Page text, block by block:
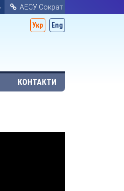
АЕСУ Сократ
Укр Eng
КОНТАКТИ